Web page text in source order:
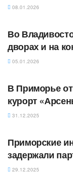
08.01.2026
Во
дворах и на
05.01.2026
В Приморье
курорт
31.12.2025
Приморские
задержали
29.12.2025